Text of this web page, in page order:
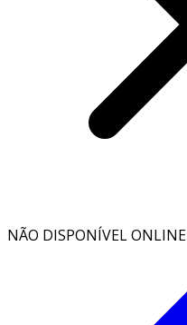
NÃO DISPONÍVEL ONLINE